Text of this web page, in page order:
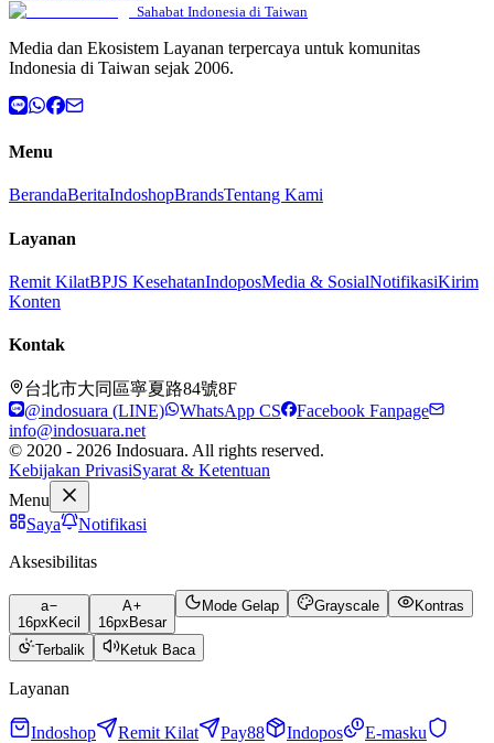
Sahabat Indonesia di Taiwan
Media dan Ekosistem Layanan terpercaya untuk komunitas
Indonesia di Taiwan sejak 2006.
Menu
BerandaBeritaIndoshopBrandsTentang Kami
Layanan
Remit KilatBPJS KesehatanIndoposMedia & SosialNotifikasiKirim
Konten
Kontak
台北市大同區寧夏路84號8F
@indosuara (LINE)
WhatsApp CS
Facebook Fanpage
info@indosuara.net
© 2020 - 2026 Indosuara. All rights reserved.
Kebijakan PrivasiSyarat & Ketentuan
Menu
Saya
Notifikasi
Aksesibilitas
a
16px Kecil
A
16px Besar
Mode Gelap Grayscale Kontras
Terbalik Ketuk Baca
Layanan
Indoshop Remit Kilat Pay88 Indopos E-masku